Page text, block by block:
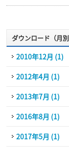
ダウンロード（月別
2010年12月 (1)
2012年4月 (1)
2013年7月 (1)
2016年8月 (1)
2017年5月 (1)